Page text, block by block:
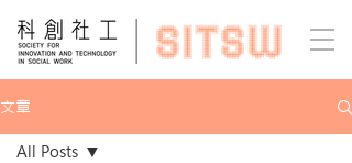
文章
All Posts